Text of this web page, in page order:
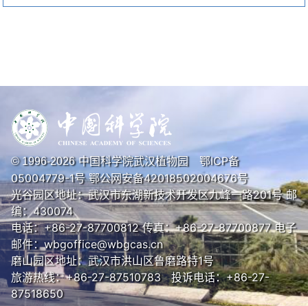
© 1996-2026中国科学院武汉植物园 鄂ICP备
05004779-1号鄂公网安备42018502004676号
光谷园区地址：武汉市东湖新技术开发区九峰一路201号 邮
编：430074
电话：+86-27-87700812 传真：+86-27-87700877 电子
邮件：wbgoffice@wbgcas.cn
磨山园区地址：武汉市洪山区鲁磨路特1号
旅游热线：+86-27-87510783 投诉电话：+86-27-
87518650